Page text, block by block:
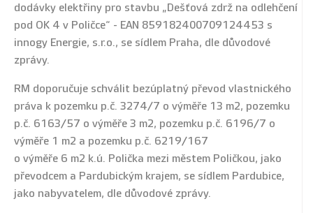
dodávky elektřiny pro stavbu „Dešťová zdrž na odlehčení
pod OK 4 v Poličce“ - EAN 859182400709124453 s
innogy Energie, s.r.o., se sídlem Praha, dle důvodové
zprávy.
RM doporučuje schválit bezúplatný převod vlastnického
práva k pozemku p.č. 3274/7 o výměře 13 m2, pozemku
p.č. 6163/57 o výměře 3 m2, pozemku p.č. 6196/7 o
výměře 1 m2 a pozemku p.č. 6219/167
o výměře 6 m2 k.ú. Polička mezi městem Poličkou, jako
převodcem a Pardubickým krajem, se sídlem Pardubice,
jako nabyvatelem, dle důvodové zprávy.